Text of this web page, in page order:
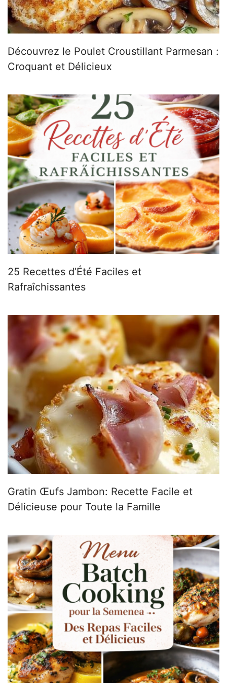
Découvrez le Poulet Croustillant Parmesan :
Croquant et Délicieux
25 Recettes d’Été Faciles et
Rafraîchissantes
Gratin Œufs Jambon: Recette Facile et
Délicieuse pour Toute la Famille